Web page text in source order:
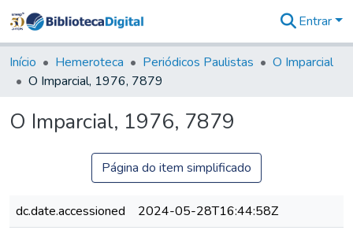
&
Coleções
Tudo na
Digital
Entrar
Início Hemeroteca Periódicos Paulistas
O Imparcial
O Imparcial, 1976, 7879
O Imparcial, 1976, 7879
Página do item simplificado
dc.date.accessioned
2024-05-28T16:44:58Z